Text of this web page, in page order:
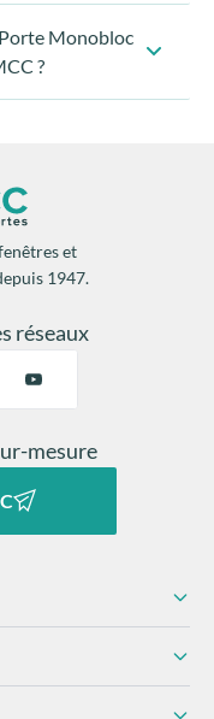
Monobloc
?
et
1947.
réseaux
mesure